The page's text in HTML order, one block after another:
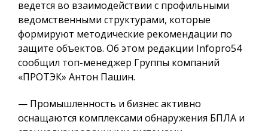
ведется во взаимодействии с профильными
ведомственными структурами, которые
формируют методические рекомендации по
защите объектов. Об этом редакции Infopro54
сообщил топ-менеджер Группы компаний
«ПРОТЭК» Антон Пашин.
— Промышленность и бизнес активно
оснащаются комплексами обнаружения БПЛА и